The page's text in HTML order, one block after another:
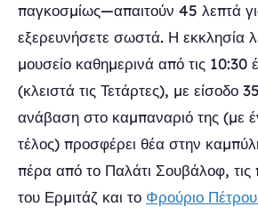
παγκοσμίως—απαιτούν 45 λεπτά
εξερευνήσετε σωστά. Η εκκλησία
μουσείο καθημερινά από τις 10:30
(κλειστά τις Τετάρτες), με είσοδο
ανάβαση στο καμπαναριό της (με
τέλος) προσφέρει θέα στην
πέρα από το Παλάτι Σουβάλοφ, τις
του Ερμιτάζ και το Φρούριο